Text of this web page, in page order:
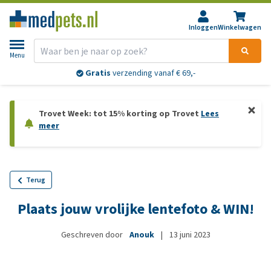
InloggenWinkelwagen
Menu
Gratis verzending vanaf € 69,-
Trovet Week: tot 15% korting op Trovet Lees
meer
Terug
Plaats jouw vrolijke lentefoto & WIN!
Geschreven door Anouk | 13 juni 2023